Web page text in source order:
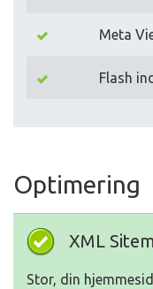
Meta
Flash
Optimering
XML
Stor, din